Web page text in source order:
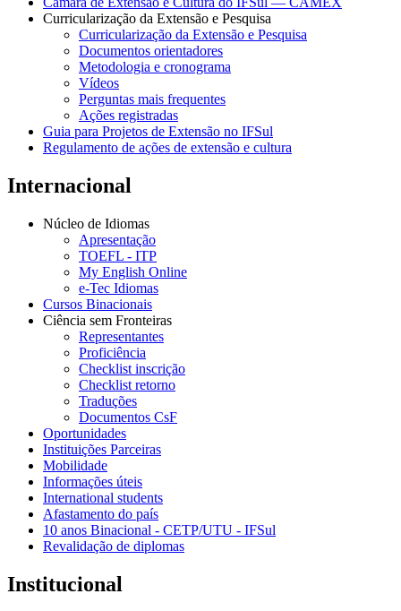
Curricularização da Extensão e Pesquisa
Curricularização da Extensão e Pesquisa
Documentos orientadores
Metodologia e cronograma
Vídeos
Perguntas mais frequentes
Ações registradas
Guia para Projetos de Extensão no IFSul
Regulamento de ações de extensão e cultura
Internacional
Núcleo de Idiomas
Apresentação
TOEFL - ITP
My English Online
e-Tec Idiomas
Cursos Binacionais
Ciência sem Fronteiras
Representantes
Proficiência
Checklist inscrição
Checklist retorno
Traduções
Documentos CsF
Oportunidades
Instituições Parceiras
Mobilidade
Informações úteis
International students
Afastamento do país
10 anos Binacional - CETP/UTU - IFSul
Revalidação de diplomas
Institucional